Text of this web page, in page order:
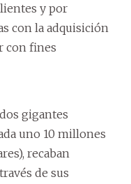
y por
con la adquisición
con fines
gigantes
uno 10 millones
recaban
de sus